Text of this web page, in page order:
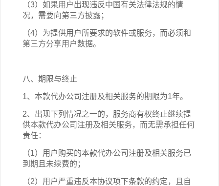
（3）如果用户出现违反中国有关法律法规的情
况，需要向第三方披露；
（4）为提供用户所要求的软件或服务，而必须和
第三方分享用户数据。
八、期限与终止
1、本款代办公司注册及相关服务的期限为1年。
2、出现下列情况之一的，服务商有权终止继续提
供本款代办公司注册及相关服务，而无需承担任何
责任：
（1）用户购买的本款代办公司注册及相关服务已
到期且未续费的；
（2）用户严重违反本协议项下条款的约定，且自